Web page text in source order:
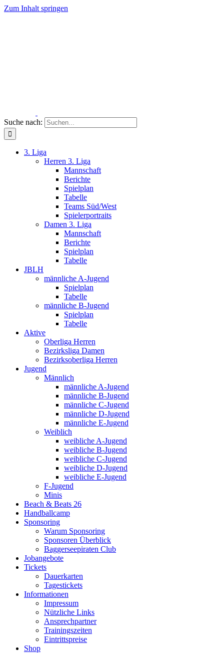
Zum Inhalt springen
Suche nach:
3. Liga
Herren 3. Liga
Mannschaft
Berichte
Spielplan
Tabelle
Teams Süd/West
Spielerportraits
Damen 3. Liga
Mannschaft
Berichte
Spielplan
Tabelle
JBLH
männliche A-Jugend
Spielplan
Tabelle
männliche B-Jugend
Spielplan
Tabelle
Aktive
Oberliga Herren
Bezirksliga Damen
Bezirksoberliga Herren
Jugend
Männlich
männliche A-Jugend
männliche B-Jugend
männliche C-Jugend
männliche D-Jugend
männliche E-Jugend
Weiblich
weibliche A-Jugend
weibliche B-Jugend
weibliche C-Jugend
weibliche D-Jugend
weibliche E-Jugend
F-Jugend
Minis
Beach & Beats 26
Handballcamp
Sponsoring
Warum Sponsoring
Sponsoren Überblick
Baggerseepiraten Club
Jobangebote
Tickets
Dauerkarten
Tagestickets
Informationen
Impressum
Nützliche Links
Ansprechpartner
Trainingszeiten
Eintrittspreise
Shop